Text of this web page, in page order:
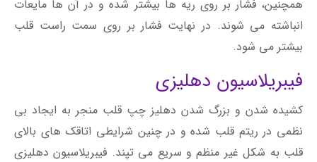
همچنین، فشار بر روی ریه ها بیشتر شده و در آن ها مایعات
انباشته می شوند. در نهایت فشار بر روی سمت راست قلب
بیشتر می شود.
فیبریلاسیون دهلیزی
کشیده شدن و بزرگ شدن دهلیز چپ قلب منجر به ایجاد بی
نظمی در ریتم قلب شده و در چنین شرایطی اتاقک های بالای
قلب به شکل غیر منظم و سریع می تپند. فیبریلاسیون دهلیزی